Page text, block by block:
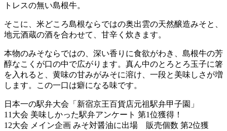
トレスの無い島根牛。
そこに、米どころ島根ならではの奥出雲の天然醸造みそと、
地元酒蔵の酒を合わせて、甘辛く炊きます。
本物のみそならではの、深い香りに食欲がわき、島根牛の芳
醇なこくが口の中で広がります。真ん中のとろとろ玉子に箸
を入れると、黄味の甘みがみそに溶け、一段と美味しさが増
します。この一口は癖になる味です。
日本一の駅弁大会「新宿京王百貨店元祖駅弁甲子園」
11大会 美味しかった駅弁アンケート 第1位獲得！
12大会 メイン企画 みそ対醤油に出場 販売個数 第2位獲